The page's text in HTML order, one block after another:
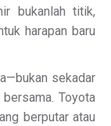
bukanlah titik,
harapan baru
sekadar
Toyota
berputar atau